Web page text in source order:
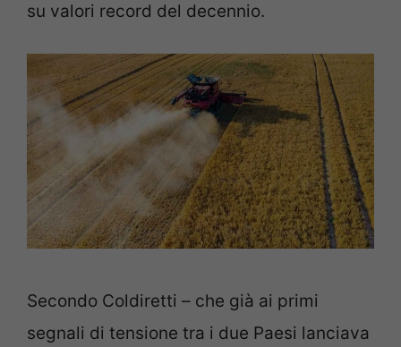
su valori record del decennio.
Secondo Coldiretti – che già ai primi
segnali di tensione tra i due Paesi lanciava